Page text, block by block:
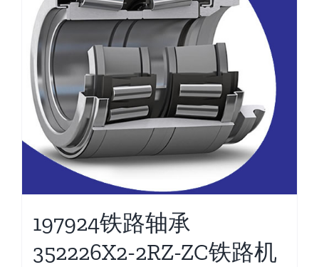
197924铁路轴承
352226X2-2RZ-ZC铁路机